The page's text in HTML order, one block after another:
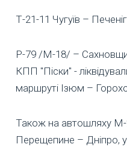
Т-21-11 Чугуїв –
Р-79 /М-18/ –
КПП "Піски" -
маршруті Ізюм –
Також на автошляху М-
Перещепине – Дніпро,